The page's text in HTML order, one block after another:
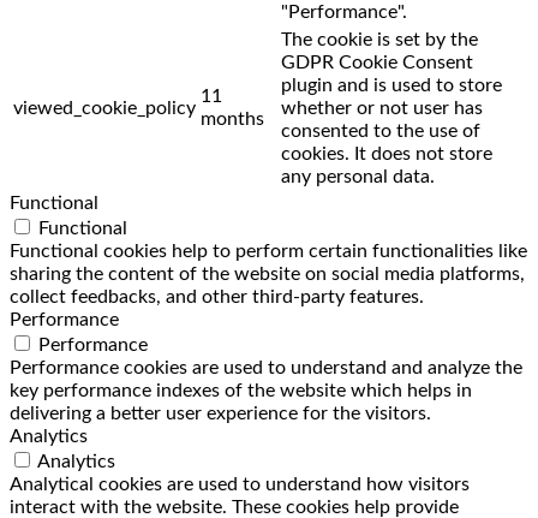
"Performance".
viewed_cookie_policy
11
months
The cookie is set by the
GDPR Cookie Consent
plugin and is used to store
whether or not user has
consented to the use of
cookies. It does not store
any personal data.
Functional
Functional
Functional cookies help to perform certain functionalities like
sharing the content of the website on social media platforms,
collect feedbacks, and other third-party features.
Performance
Performance
Performance cookies are used to understand and analyze the
key performance indexes of the website which helps in
delivering a better user experience for the visitors.
Analytics
Analytics
Analytical cookies are used to understand how visitors
interact with the website. These cookies help provide